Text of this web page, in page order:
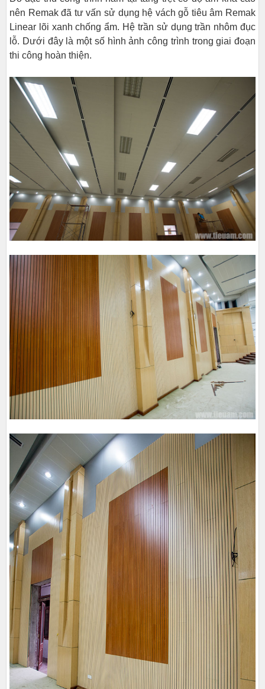
nên Remak đã tư vấn sử dụng hệ vách gỗ tiêu âm Remak
Linear lõi xanh chống ẩm. Hệ trần sử dụng trần nhôm đục
lỗ. Dưới đây là một số hình ảnh công trình trong giai đoạn
thi công hoàn thiện.